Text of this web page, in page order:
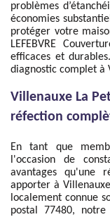
problèmes
économies
protéger votre
LEFEBVRE
efficaces et
diagnostic complet à
Villenauxe La
réfection
En tant que
l'occasion de
avantages qu'une
apporter à
localement connue
postal 77480,